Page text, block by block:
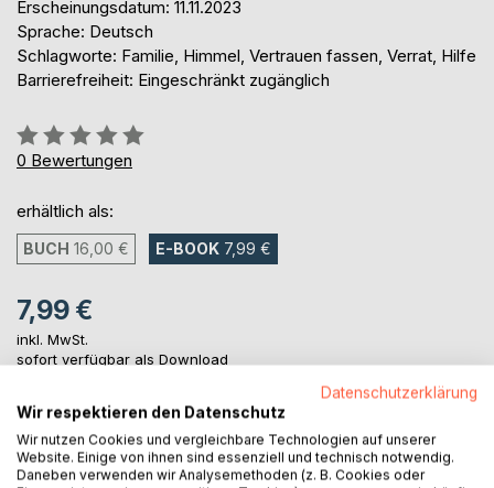
Erscheinungsdatum: 11.11.2023
Sprache: Deutsch
Schlagworte: Familie, Himmel, Vertrauen fassen, Verrat, Hilfe
Barrierefreiheit: Eingeschränkt zugänglich
Bewertung::
0%
0 Bewertungen
erhältlich als:
BUCH 16,00 € E-BOOK 7,99 €
7,99 €
inkl. MwSt.
sofort verfügbar als Download
IN DEN WARENKORB
Datenschutzerklärung
Wir respektieren den Datenschutz
Wir nutzen Cookies und vergleichbare Technologien auf unserer
Website. Einige von ihnen sind essenziell und technisch notwendig.
Daneben verwenden wir Analysemethoden (z. B. Cookies oder